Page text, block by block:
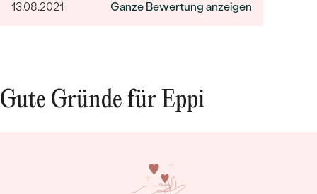
sympathischen Kundenservice bestätigt. Wir
13.08.2021 Ganze Bewertung anzeigen
Gute Gründe für Eppi